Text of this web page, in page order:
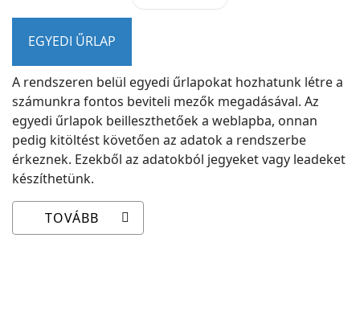
EGYEDI ŰRLAP
A rendszeren belül egyedi űrlapokat hozhatunk létre a
számunkra fontos beviteli mezők megadásával. Az
egyedi űrlapok beilleszthetőek a weblapba, onnan
pedig kitöltést követően az adatok a rendszerbe
érkeznek. Ezekből az adatokból jegyeket vagy leadeket
készíthetünk.
TOVÁBB